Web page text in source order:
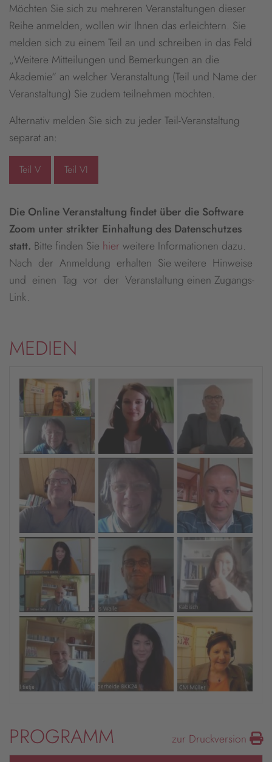
Möchten Sie sich zu mehreren Veranstaltungen dieser
Reihe anmelden, wollen wir Ihnen das erleichtern. Sie
melden sich zu einem Teil an und schreiben in das Feld
„Weitere Mitteilungen und Bemerkungen an die
Akademie“ an welcher Veranstaltung (Teil und Name der
Veranstaltung) Sie zudem teilnehmen möchten.
Alternativ melden Sie sich zu jeder Teil-Veranstaltung
separat an:
Teil V Teil VI
Die Online Veranstaltung findet über die Software
Zoom unter strikter Einhaltung des Datenschutzes
statt. Bitte finden Sie hier weitere Informationen dazu.
Nach der Anmeldung erhalten Sie weitere Hinweise
und einen Tag vor der Veranstaltung einen Zugangs-
Link.
MEDIEN
PROGRAMM zur Druckversion